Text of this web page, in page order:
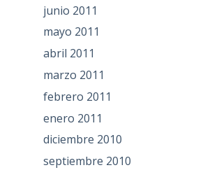
junio 2011
mayo 2011
abril 2011
marzo 2011
febrero 2011
enero 2011
diciembre 2010
septiembre 2010